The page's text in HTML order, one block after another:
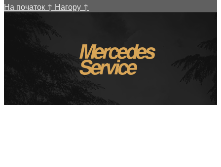
На початок ↑ Нагору ↑
Mercedes
Service